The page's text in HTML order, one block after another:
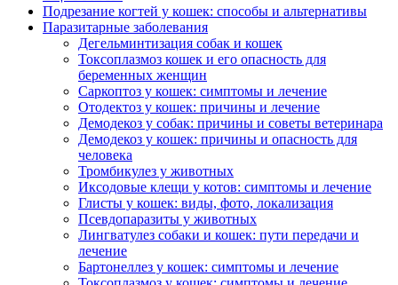
Подрезание когтей у кошек: способы и альтернативы
Паразитарные заболевания
Дегельминтизация собак и кошек
Токсоплазмоз кошек и его опасность для
беременных женщин
Саркоптоз у кошек: симптомы и лечение
Отодектоз у кошек: причины и лечение
Демодекоз у собак: причины и советы ветеринара
Демодекоз у кошек: причины и опасность для
человека
Тромбикулез у животных
Иксодовые клещи у котов: симптомы и лечение
Глисты у кошек: виды, фото, локализация
Псевдопаразиты у животных
Лингватулез собаки и кошек: пути передачи и
лечение
Бартонеллез у кошек: симптомы и лечение